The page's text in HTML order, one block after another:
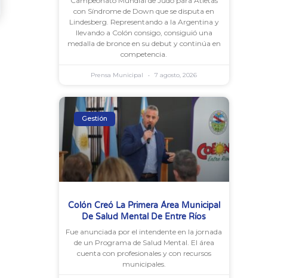
con Síndrome de Down que se disputa en
Lindesberg. Representando a la Argentina y
llevando a Colón consigo, consiguió una
medalla de bronce en su debut y continúa en
competencia.
Prensa Municipal 7 agosto, 2026
Gestión
Colón Creó La Primera Área Municipal
De Salud Mental De Entre Ríos
Fue anunciada por el intendente en la jornada
de un Programa de Salud Mental. El área
cuenta con profesionales y con recursos
municipales.